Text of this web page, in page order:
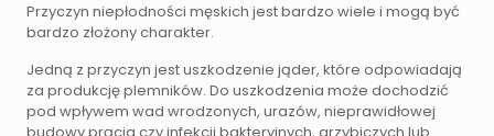
Przyczyn niepłodności męskich jest bardzo wiele i mogą być
bardzo złożony charakter.
Jedną z przyczyn jest uszkodzenie jąder, które odpowiadają
za produkcję plemników. Do uszkodzenia może dochodzić
pod wpływem wad wrodzonych, urazów, nieprawidłowej